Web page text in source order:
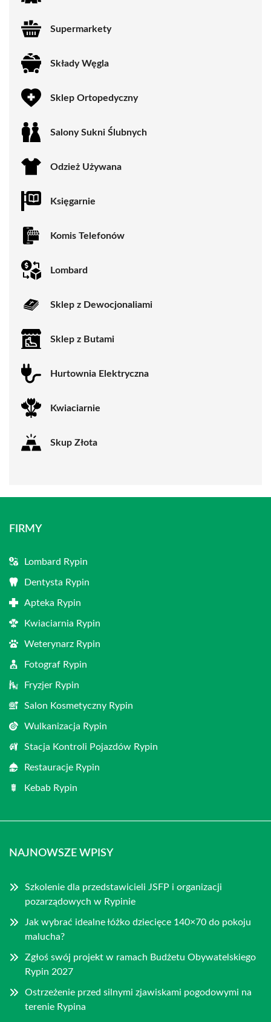
Supermarkety
Składy Węgla
Sklep Ortopedyczny
Salony Sukni Ślubnych
Odzież Używana
Księgarnie
Komis Telefonów
Lombard
Sklep z Dewocjonaliami
Sklep z Butami
Hurtownia Elektryczna
Kwiaciarnie
Skup Złota
FIRMY
Lombard Rypin
Dentysta Rypin
Apteka Rypin
Kwiaciarnia Rypin
Weterynarz Rypin
Fotograf Rypin
Fryzjer Rypin
Salon Kosmetyczny Rypin
Wulkanizacja Rypin
Stacja Kontroli Pojazdów Rypin
Restauracje Rypin
Kebab Rypin
NAJNOWSZE WPISY
Szkolenie dla przedstawicieli JSFP i organizacji
pozarządowych w Rypinie
Jak wybrać idealne łóżko dziecięce 140×70 do pokoju
malucha?
Zgłoś swój projekt w ramach Budżetu Obywatelskiego
Rypin 2027
Ostrzeżenie przed silnymi zjawiskami pogodowymi na
terenie Rypina